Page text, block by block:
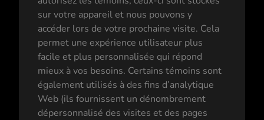
sur votre appareil et nous pouvons y
accéder lors de votre prochaine visite. Cela
permet une expérience utilisateur plus
facile et plus personnalisée qui répond
mieux à vos besoins. Certains témoins sont
également utilisés à des fins d’analytique
Web (ils fournissent un dénombrement
dépersonnalisé des visites et des pages